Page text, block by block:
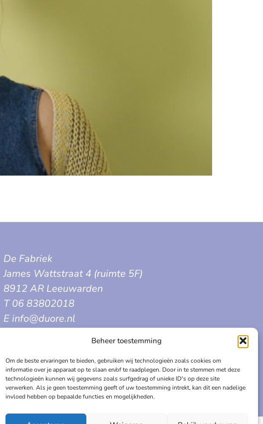
Beheer toestemming
Om de beste ervaringen te bieden, gebruiken wij technologieën zoals cookies om
informatie over je apparaat op te slaan en/of te raadplegen. Door in te stemmen met deze
technologieën kunnen wij gegevens zoals surfgedrag of unieke ID's op deze site
verwerken. Als je geen toestemming geeft of uw toestemming intrekt, kan dit een nadelige
invloed hebben op bepaalde functies en mogelijkheden.
De Fabriek
James Wattstraat 4 (ruimte 5F)
8912 AR Leeuwarden
T 06 83802018
E info@duore.nl